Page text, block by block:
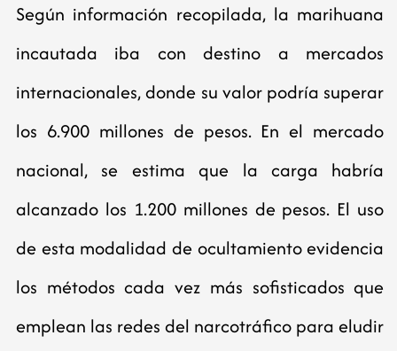
Según información recopilada, la marihuana
incautada iba con destino a mercados
internacionales, donde su valor podría superar
los 6.900 millones de pesos. En el mercado
nacional, se estima que la carga habría
alcanzado los 1.200 millones de pesos. El uso
de esta modalidad de ocultamiento evidencia
los métodos cada vez más sofisticados que
emplean las redes del narcotráfico para eludir